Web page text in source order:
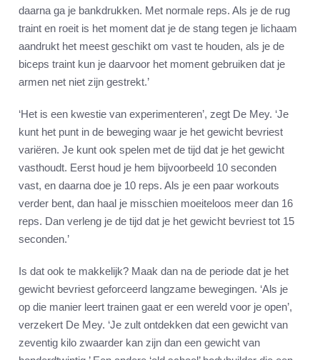
daarna ga je bankdrukken. Met normale reps. Als je de rug
traint en roeit is het moment dat je de stang tegen je lichaam
aandrukt het meest geschikt om vast te houden, als je de
biceps traint kun je daarvoor het moment gebruiken dat je
armen net niet zijn gestrekt.’
‘Het is een kwestie van experimenteren’, zegt De Mey. ‘Je
kunt het punt in de beweging waar je het gewicht bevriest
variëren. Je kunt ook spelen met de tijd dat je het gewicht
vasthoudt. Eerst houd je hem bijvoorbeeld 10 seconden
vast, en daarna doe je 10 reps. Als je een paar workouts
verder bent, dan haal je misschien moeiteloos meer dan 16
reps. Dan verleng je de tijd dat je het gewicht bevriest tot 15
seconden.’
Is dat ook te makkelijk? Maak dan na de periode dat je het
gewicht bevriest geforceerd langzame bewegingen. ‘Als je
op die manier leert trainen gaat er een wereld voor je open’,
verzekert De Mey. ‘Je zult ontdekken dat een gewicht van
zeventig kilo zwaarder kan zijn dan een gewicht van